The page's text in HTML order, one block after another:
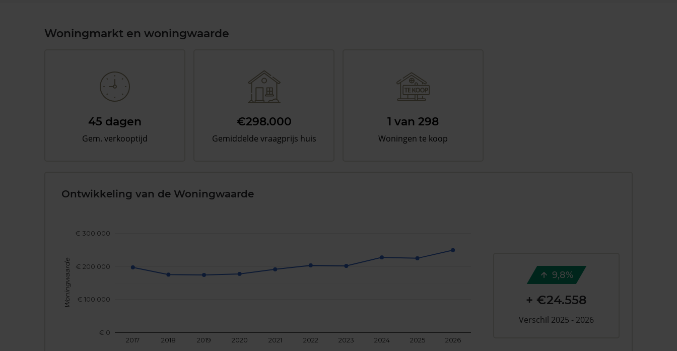
Woningmarkt en woningwaarde
45 dagen
Gem. verkooptijd
€298.000
Gemiddelde vraagprijs huis
1 van 298
Woningen te koop
Ontwikkeling van de Woningwaarde
2017 2018 2019 2020 2021 2022 2023 2024 2025 2026
€ 0
€ 100.000
€ 200.000
€ 300.000
Woningwaarde 9,8%
+ €24.558
Verschil 2025 - 2026